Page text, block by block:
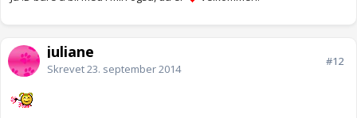
juliane
Skrevet23. september 2014
#12